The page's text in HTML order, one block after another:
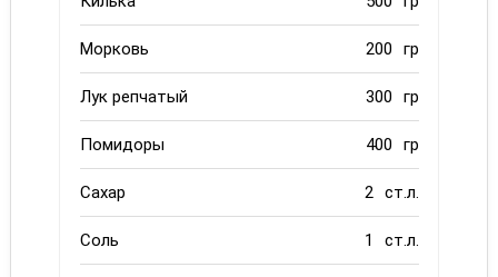
Морковь 200 гр
Лук репчатый 300 гр
Помидоры 400 гр
Сахар 2 ст.л.
Соль 1 ст.л.